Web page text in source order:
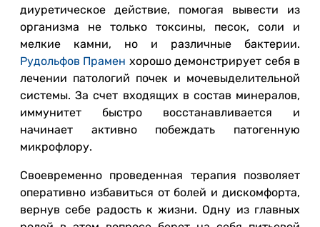
диуретическое действие, помогая вывести из
организма не только токсины, песок, соли и
мелкие камни, но и различные бактерии.
Рудольфов Прамен хорошо демонстрирует себя в
лечении патологий почек и мочевыделительной
системы. За счет входящих в состав минералов,
иммунитет быстро восстанавливается и
начинает активно побеждать патогенную
микрофлору.
Своевременно проведенная терапия позволяет
оперативно избавиться от болей и дискомфорта,
вернув себе радость к жизни. Одну из главных